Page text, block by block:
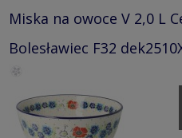
Miska na owoce V 2,0 L
Bolesławiec F32